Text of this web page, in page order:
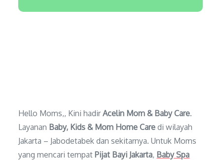
Hello Moms,, Kini hadirAcelin Mom & Baby Care.
Layanan Baby, Kids & Mom Home Care di wilayah
Jakarta – Jabodetabek dan sekitarnya. Untuk Moms
yang mencari tempatPijat Bayi Jakarta, Baby Spa